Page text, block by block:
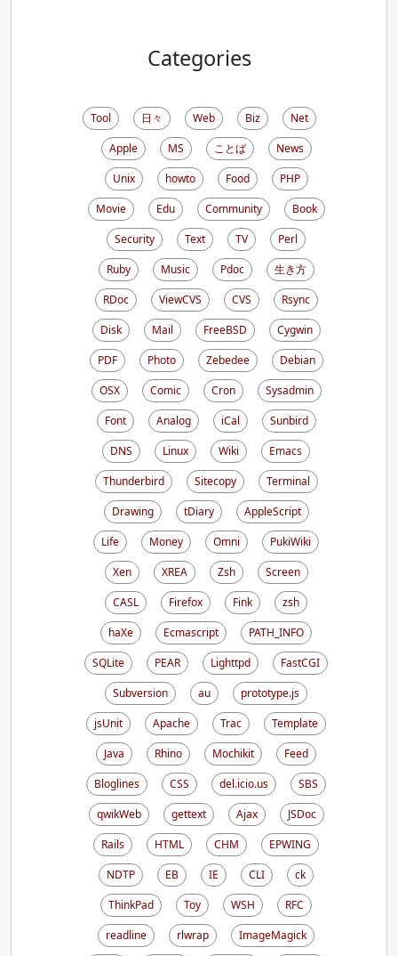
Categories
Tool 日々 Web Biz
Net
Apple
MS ことば
News
Unix
howto Food
PHP
Movie
Edu Community
Book
Security
Text TV
Perl
Ruby
Music Pdoc
生き方
RDoc
ViewCVS CVS
Rsync
Disk
Mail FreeBSD
Cygwin
PDF
Photo Zebedee
Debian
OSX
Comic Cron
Sysadmin
Font
Analog iCal
Sunbird
DNS
Linux Wiki
Emacs
Thunderbird
Sitecopy
Terminal
Drawing
tDiary
AppleScript
Life
Money Omni
PukiWiki
Xen
XREA Zsh
Screen
CASL
Firefox Fink
zsh
haXe
Ecmascript
PATH_INFO
SQLite
PEAR Lighttpd
FastCGI
Subversion
au
prototype.js
jsUnit
Apache Trac
Template
Java
Rhino Mochikit
Feed
Bloglines
CSS del.icio.us
SBS
qwikWeb
gettext Ajax
JSDoc
Rails
HTML CHM
EPWING
NDTP
EB IE CLI
ck
ThinkPad
Toy WSH
RFC
readline
rlwrap
ImageMagick